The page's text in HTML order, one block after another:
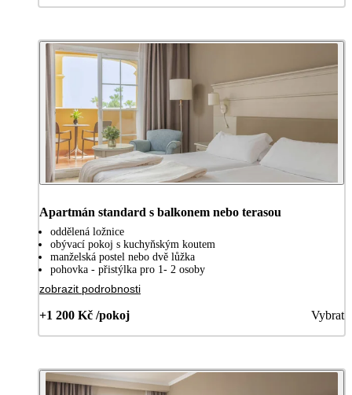
Apartmán standard s balkonem nebo terasou
oddělená ložnice
obývací pokoj s kuchyňským koutem
manželská postel nebo dvě lůžka
pohovka - přistýlka pro 1- 2 osoby
zobrazit podrobnosti
+1 200 Kč /pokoj Vybrat